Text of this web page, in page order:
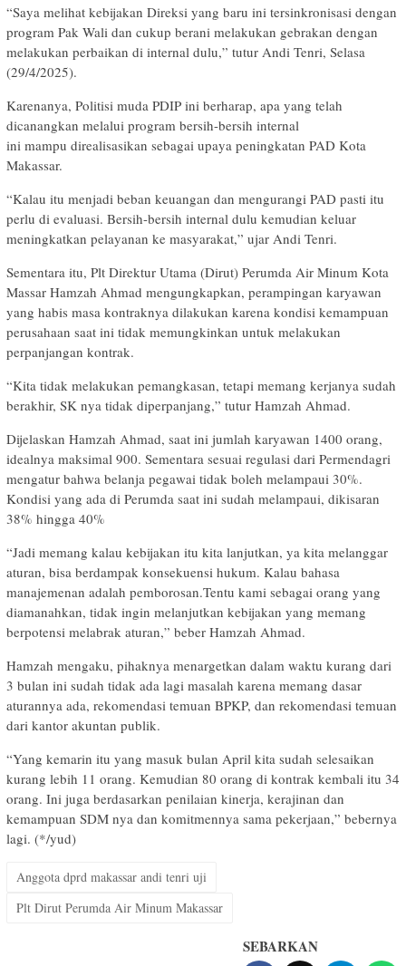
“Saya melihat kebijakan Direksi yang baru ini tersinkronisasi dengan
program Pak Wali dan cukup berani melakukan gebrakan dengan
melakukan perbaikan di internal dulu,” tutur Andi Tenri, Selasa
(29/4/2025).
Karenanya, Politisi muda PDIP ini berharap, apa yang telah
dicanangkan melalui program bersih-bersih internal
ini mampu direalisasikan sebagai upaya peningkatan PAD Kota
Makassar.
“Kalau itu menjadi beban keuangan dan mengurangi PAD pasti itu
perlu di evaluasi. Bersih-bersih internal dulu kemudian keluar
meningkatkan pelayanan ke masyarakat,” ujar Andi Tenri.
Sementara itu, Plt Direktur Utama (Dirut) Perumda Air Minum Kota
Massar Hamzah Ahmad mengungkapkan, perampingan karyawan
yang habis masa kontraknya dilakukan karena kondisi kemampuan
perusahaan saat ini tidak memungkinkan untuk melakukan
perpanjangan kontrak.
“Kita tidak melakukan pemangkasan, tetapi memang kerjanya sudah
berakhir, SK nya tidak diperpanjang,” tutur Hamzah Ahmad.
Dijelaskan Hamzah Ahmad, saat ini jumlah karyawan 1400 orang,
idealnya maksimal 900. Sementara sesuai regulasi dari Permendagri
mengatur bahwa belanja pegawai tidak boleh melampaui 30%.
Kondisi yang ada di Perumda saat ini sudah melampaui, dikisaran
38% hingga 40%
“Jadi memang kalau kebijakan itu kita lanjutkan, ya kita melanggar
aturan, bisa berdampak konsekuensi hukum. Kalau bahasa
manajemenan adalah pemborosan.Tentu kami sebagai orang yang
diamanahkan, tidak ingin melanjutkan kebijakan yang memang
berpotensi melabrak aturan,” beber Hamzah Ahmad.
Hamzah mengaku, pihaknya menargetkan dalam waktu kurang dari
3 bulan ini sudah tidak ada lagi masalah karena memang dasar
aturannya ada, rekomendasi temuan BPKP, dan rekomendasi temuan
dari kantor akuntan publik.
“Yang kemarin itu yang masuk bulan April kita sudah selesaikan
kurang lebih 11 orang. Kemudian 80 orang di kontrak kembali itu 34
orang. Ini juga berdasarkan penilaian kinerja, kerajinan dan
kemampuan SDM nya dan komitmennya sama pekerjaan,” bebernya
lagi. (*/yud)
Anggota dprd makassar andi tenri uji
Plt Dirut Perumda Air Minum Makassar
SEBARKAN